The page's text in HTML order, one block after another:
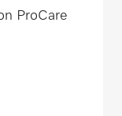
ProCare